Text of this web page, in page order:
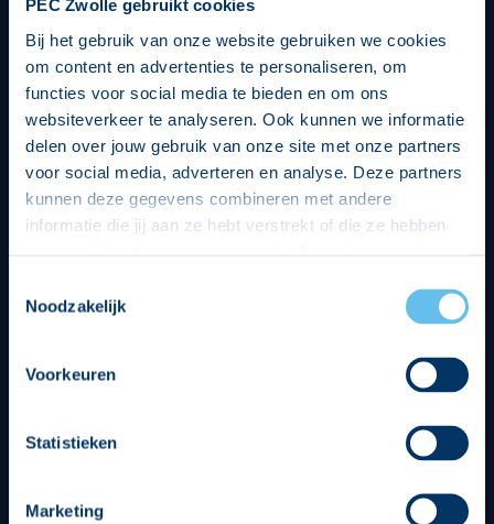
PEC Zwolle gebruikt cookies
Bij het gebruik van onze website gebruiken we cookies
om content en advertenties te personaliseren, om
functies voor social media te bieden en om ons
websiteverkeer te analyseren. Ook kunnen we informatie
delen over jouw gebruik van onze site met onze partners
voor social media, adverteren en analyse. Deze partners
kunnen deze gegevens combineren met andere
informatie die jij aan ze hebt verstrekt of die ze hebben
op een veilige en integere wijze. Je kunt je toestemming
beheren op de privacy- en cookieverklaring pagina.
Noodzakelijk
Voorkeuren
Statistieken
Marketing